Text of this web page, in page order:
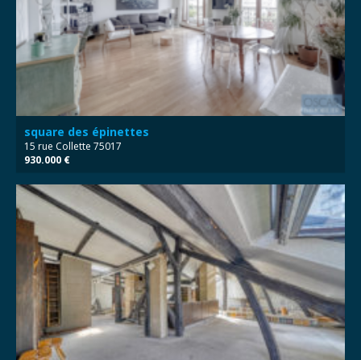
square des épinettes
15 rue Collette 75017
930.000 €